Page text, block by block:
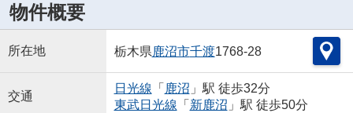
物件概要
所在地 栃木県鹿沼市千渡1768-28
交通
日光線 「 鹿沼 」駅 徒歩32分
東武日光線 「 新鹿沼 」駅 徒歩50分